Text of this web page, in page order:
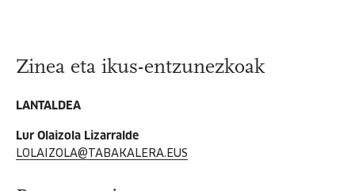
Zinea eta ikus-entzunezkoak
LANTALDEA
Lur Olaizola Lizarralde
LOLAIZOLA@TABAKALERA.EUS